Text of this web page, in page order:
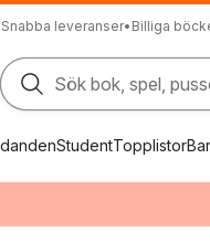
Snabba leveranser• Billiga
Sök bok, spel,
StudentTopplistor